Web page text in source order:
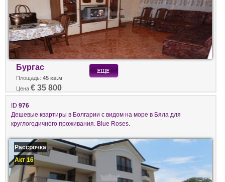
Бургас
Площадь: 45 кв.м
Цена € 35 800
ID 976
Дешевые квартиры в Болгарии с видом на море в Бяла для
круглогодичного проживания. Blue Roses.
Рассрочка
Акт 16